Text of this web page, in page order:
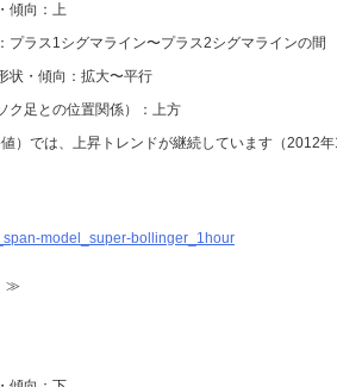
傾向：上
プラス1シグマライン〜プラス2シグマラインの間
状・傾向：拡大〜平行
ク足との位置関係）：上方
値）では、上昇トレンドが継続しています（2012
≫